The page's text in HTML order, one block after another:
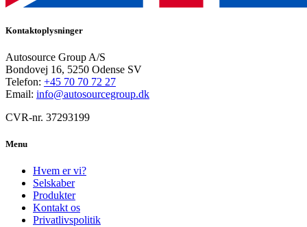
Kontaktoplysninger
Autosource Group A/S
Bondovej 16, 5250 Odense SV
Telefon: +45 70 70 72 27
Email: info@autosourcegroup.dk
CVR-nr. 37293199
Menu
Hvem er vi?
Selskaber
Produkter
Kontakt os
Privatlivspolitik